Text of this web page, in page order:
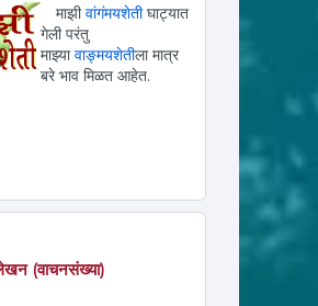
माझीवांगंमयशेतीघाट्यात
गेली परंतु
माझ्यावाङ्मयशेतीला मात्र
बरे भाव मिळत आहेत.
(वाचनसंख्या)